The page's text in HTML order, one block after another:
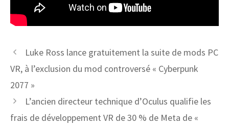
Luke Ross lance gratuitement la suite de mods PC
VR, à l’exclusion du mod controversé « Cyberpunk
2077 »
L’ancien directeur technique d’Oculus qualifie les
frais de développement VR de 30 % de Meta de «